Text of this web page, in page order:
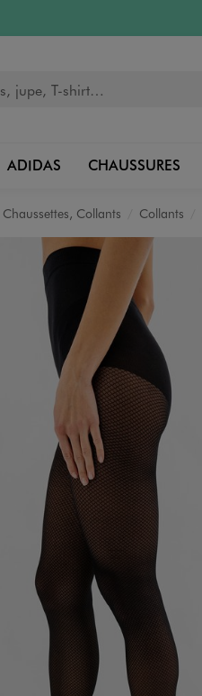
ADIDAS CHAUSSURES
Chaussettes, Collants Collants